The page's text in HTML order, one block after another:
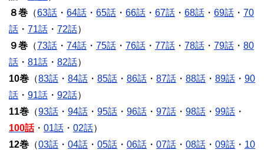
８巻 （63話 ・ 64話 ・ 65話 ・ 66話 ・ 67話 ・ 68話 ・ 69話 ・ 70
話 ・ 71話 ・ 72話）
９巻 （73話 ・ 74話 ・ 75話 ・ 76話 ・ 77話 ・ 78話 ・ 79話 ・ 80
話 ・ 81話 ・ 82話）
10巻 （83話 ・ 84話 ・ 85話 ・ 86話 ・ 87話 ・ 88話 ・ 89話 ・ 90
話 ・ 91話 ・ 92話）
11巻 （93話 ・ 94話 ・ 95話 ・ 96話 ・ 97話 ・ 98話 ・ 99話 ・
100話・ 01話 ・ 02話）
12巻 （03話 ・ 04話 ・ 05話 ・ 06話 ・ 07話 ・ 08話 ・ 09話 ・ 10